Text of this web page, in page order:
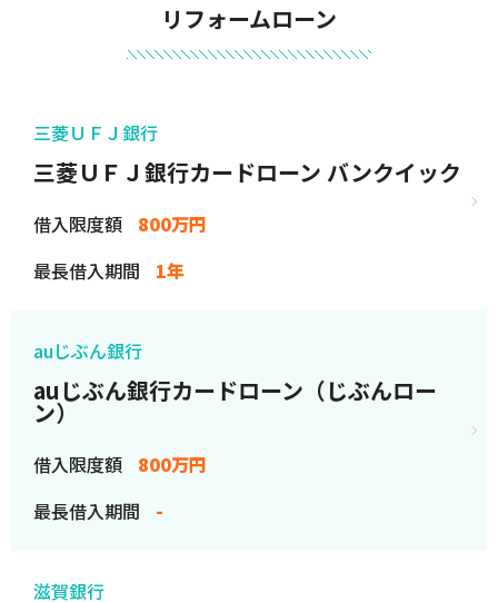
リフォームローン
三菱ＵＦＪ銀行
三菱ＵＦＪ銀行カードローン バンクイック
借入限度額
800万円
最長借入期間
1年
auじぶん銀行
auじぶん銀行カードローン（じぶんロー
ン）
借入限度額
800万円
最長借入期間
-
滋賀銀行